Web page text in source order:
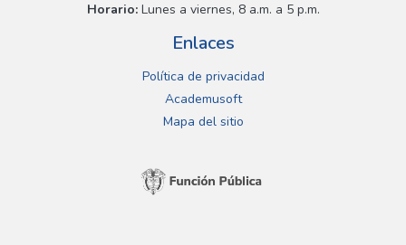
Horario:Lunes a viernes, 8 a.m. a 5 p.m.
Enlaces
Política de privacidad
Academusoft
Mapa del sitio